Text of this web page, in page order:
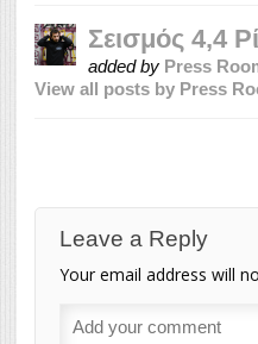
Σεισμός 4,4
added by Press
View all posts by Press
Leave a Reply
Your email address will